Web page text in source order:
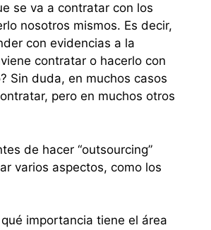
se va a contratar con los
nosotros mismos. Es decir,
con evidencias a la
contratar o hacerlo con
Sin duda, en muchos casos
pero en muchos otros
de hacer “outsourcing”
varios aspectos, como los
importancia tiene el área